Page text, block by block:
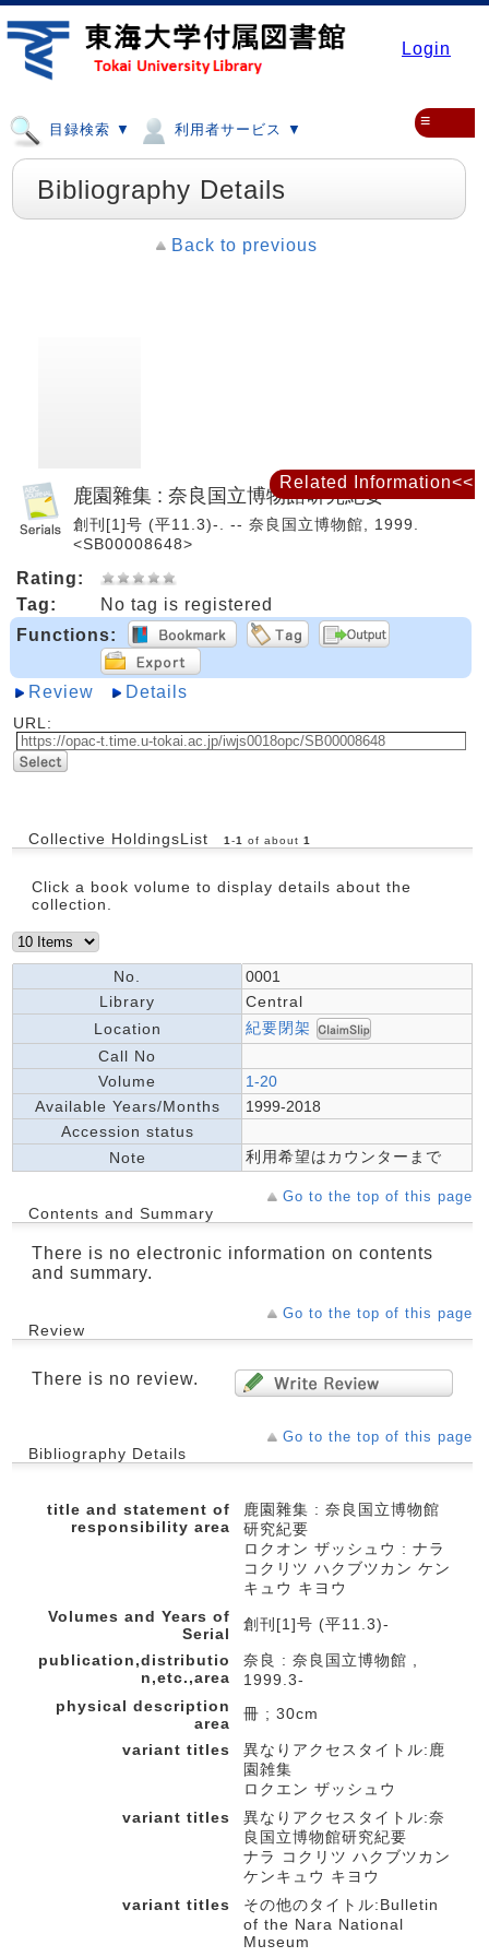
Login
目録検索 ▼ 利用者サービス ▼ ≡
Bibliography Details
Back to previous
鹿園雜集 : 奈良国立博物館研究紀要
創刊[1]号 (平11.3)-. -- 奈良国立博物館, 1999.
<SB00008648>
Rating:
Tag:
No tag is registered
Functions:
Review Details
URL:
Collective HoldingsList 1 -1 of about 1
Click a book volume to display details about the
collection.
No.
0001
Library
Central
Location
紀要閉架
Call No
Volume
1-20
Available Years/Months
1999-2018
Accession status
Note
利用希望はカウンターまで
Go to the top of this page
Contents and Summary
There is no electronic information on contents
and summary.
Go to the top of this page
Review
There is no review.
Go to the top of this page
Bibliography Details
title and statement of
responsibility area
鹿園雜集 : 奈良国立博物館
研究紀要
ロクオン ザッシュウ : ナラ
コクリツ ハクブツカン ケン
キュウ キヨウ
Volumes and Years of
Serial
創刊[1]号 (平11.3)-
publication,distributio
n,etc.,area
奈良 : 奈良国立博物館 ,
1999.3-
physical description
area
冊 ; 30cm
variant titles
異なりアクセスタイトル:鹿
園雑集
ロクエン ザッシュウ
variant titles
異なりアクセスタイトル:奈
良国立博物館研究紀要
ナラ コクリツ ハクブツカン
ケンキュウ キヨウ
variant titles
その他のタイトル:Bulletin
of the Nara National
Museum
Related Information<<